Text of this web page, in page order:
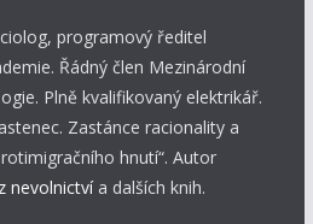
programový ředitel
Řádný člen Mezinárodní
Plně kvalifikovaný elektrikář.
Zastánce racionality a
hnutí“. Autor
nevolnictví a dalších knih.